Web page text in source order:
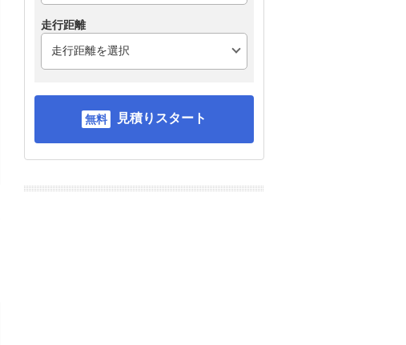
走行距離
見積りスタート